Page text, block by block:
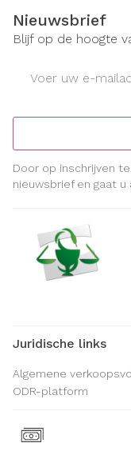
Nieuwsbrief
Blijf op de hoogte
Door op inschrijven
nieuwsbrief en gaat
Juridische links
Algemene
ODR-platform